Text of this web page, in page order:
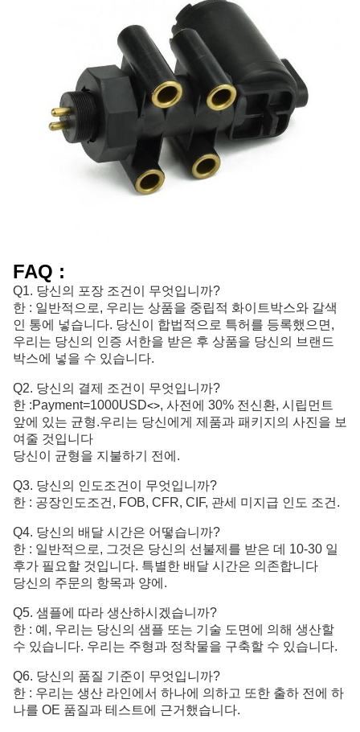
FAQ :
Q1. 당신의 포장 조건이 무엇입니까?
한 : 일반적으로, 우리는 상품을 중립적 화이트박스와 갈색
인 통에 넣습니다. 당신이 합법적으로 특허를 등록했으면,
우리는 당신의 인증 서한을 받은 후 상품을 당신의 브랜드
박스에 넣을 수 있습니다.
Q2. 당신의 결제 조건이 무엇입니까?
한 :Payment=1000USD<>, 사전에 30% 전신환, 시립먼트
앞에 있는 균형.우리는 당신에게 제품과 패키지의 사진을 보
여줄 것입니다
당신이 균형을 지불하기 전에.
Q3. 당신의 인도조건이 무엇입니까?
한 : 공장인도조건, FOB, CFR, CIF, 관세 미지급 인도 조건.
Q4. 당신의 배달 시간은 어떻습니까?
한 : 일반적으로, 그것은 당신의 선불제를 받은 데 10-30 일
후가 필요할 것입니다. 특별한 배달 시간은 의존합니다
당신의 주문의 항목과 양에.
Q5. 샘플에 따라 생산하시겠습니까?
한 : 예, 우리는 당신의 샘플 또는 기술 도면에 의해 생산할
수 있습니다. 우리는 주형과 정착물을 구축할 수 있습니다.
Q6. 당신의 품질 기준이 무엇입니까?
한 : 우리는 생산 라인에서 하나에 의하고 또한 출하 전에 하
나를 OE 품질과 테스트에 근거했습니다.